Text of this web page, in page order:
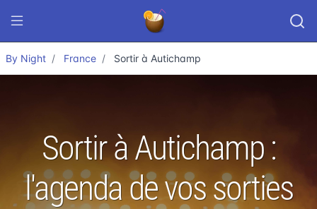
By Night France Sortir à Autichamp
Sortir à Autichamp :
l'agenda de vos sorties